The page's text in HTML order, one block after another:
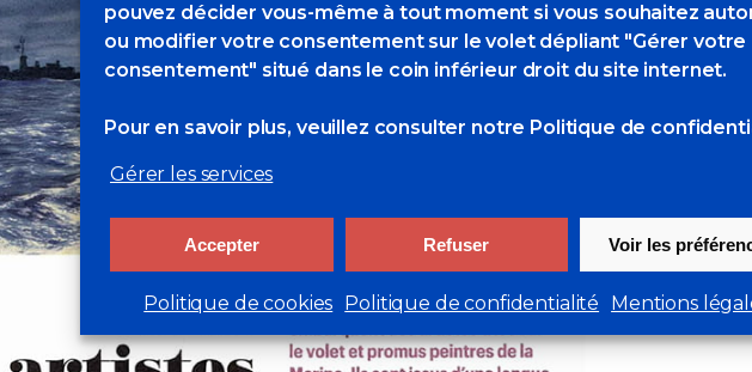
pouvez décider vous-même à tout moment si vous souhaitez
ou modifier votre consentement sur le volet dépliant "Gérer votre
consentement" situé dans le coin inférieur droit du site internet.
Pour en savoir plus, veuillez consulter notre Politique de
Gérer les services
Accepter Refuser Voir les
Politique de cookies Politique de confidentialité Mentions